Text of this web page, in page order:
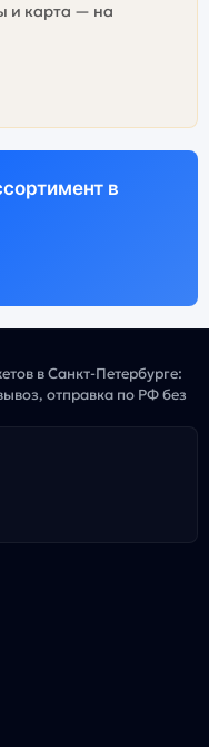
и карта — на
в
в Санкт-Петербурге:
отправка по РФ без